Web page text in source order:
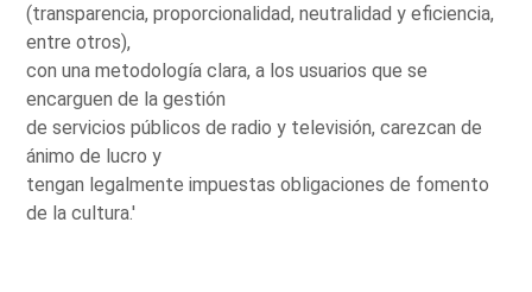
(transparencia, proporcionalidad, neutralidad y eficiencia,
entre otros),
con una metodología clara, a los usuarios que se
encarguen de la gestión
de servicios públicos de radio y televisión, carezcan de
ánimo de lucro y
tengan legalmente impuestas obligaciones de fomento
de la cultura.'